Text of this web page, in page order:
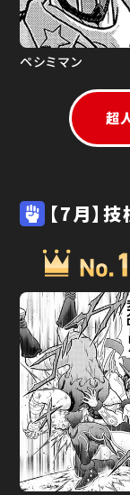
ペシミマン
超
【7月】